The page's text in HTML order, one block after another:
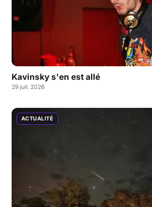
Kavinsky s'en est allé
29 juil. 2026
ACTUALITÉ